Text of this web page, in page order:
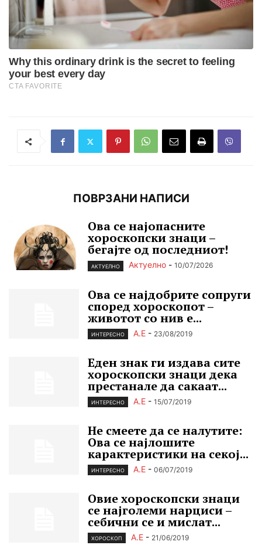
ПОВРЗАНИ НАПИСИ
Ова се најопасните
хороскопски знаци –
бегајте од последниот!
АКТУЕЛНО Актуелно - 10/07/2026
Ова се најдобрите сопруги
според хороскопот –
животот со нив е...
ИНТЕРЕСНО А.Е - 23/08/2019
Еден знак ги издава сите
хороскопски знаци дека
престанале да сакаат...
ИНТЕРЕСНО А.Е - 15/07/2019
Не смеете да се налутите:
Ова се најлошите
карактеристики на секој...
ИНТЕРЕСНО А.Е - 06/07/2019
Овие хороскопски знаци
се најголеми нарциси –
себични се и мислат...
ХОРОСКОП А.Е - 21/06/2019